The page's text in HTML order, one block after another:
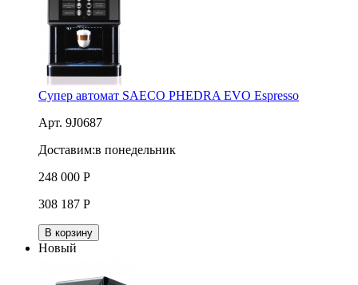
Супер автомат SAECO PHEDRA EVO Espresso
Арт. 9J0687
Доставим:в понедельник
248 000 Р
308 187 Р
В корзину
Новый